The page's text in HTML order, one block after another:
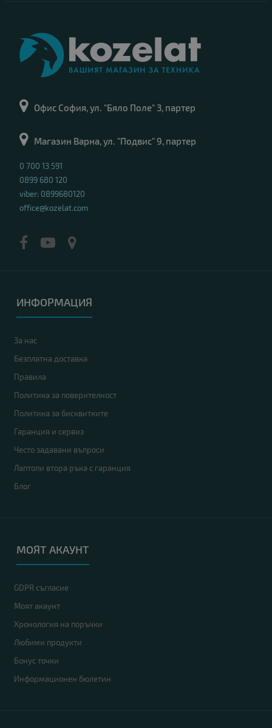
Офис София, ул. "Бяло Поле" 3, партер
Магазин Варна, ул. "Подвис" 9, партер
0 700 13 591
0899 680 120
viber: 0899680120
office@kozelat.com
ИНФОРМАЦИЯ
За нас
Безплатна доставка
Правила
Политика за поверителност
Политика за бисквитките
Гаранция и сервиз
Често задавани въпроси
Лаптопи втора ръка с гаранция
Блог
МОЯТ АКАУНТ
GDPR съгласие
Моят акаунт
Хронология на поръчки
Любими продукти
Бонус точки
Информационен бюлетин